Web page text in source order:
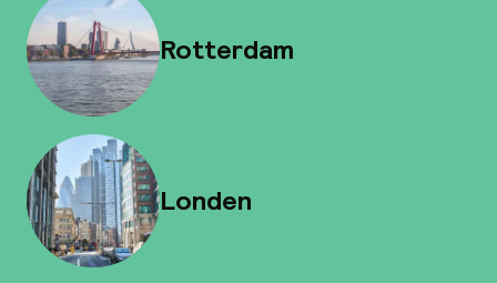
Rotterdam
Londen